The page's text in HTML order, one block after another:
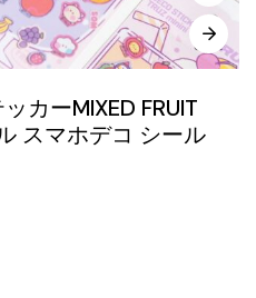
カーMIXED FRUIT
スマホデコ シール